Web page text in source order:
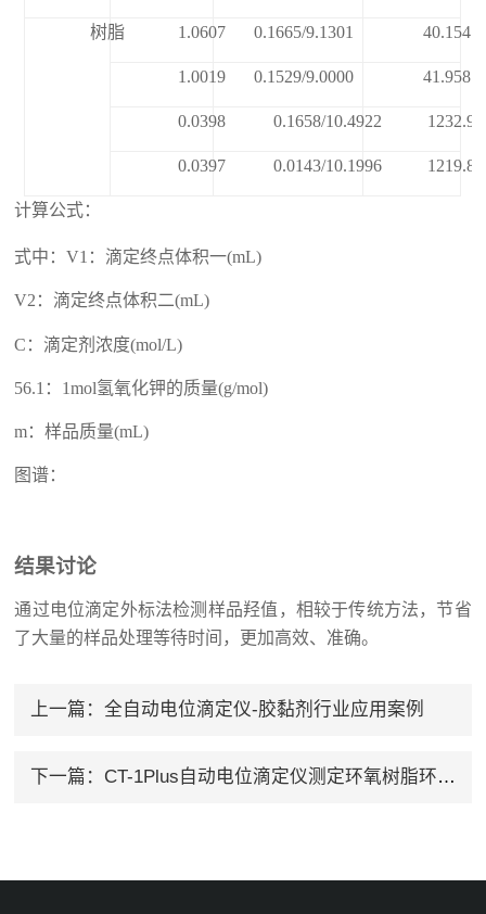
树脂 1.0607 0.1665/9.1301 40.1547
1.0019 0.1529/9.0000 41.9587
0.0398 0.1658/10.4922 1232.9
0.0397 0.0143/10.1996 1219.8
计算公式：
式中：V1：滴定终点体积一(mL)
V2：滴定终点体积二(mL)
C：滴定剂浓度(mol/L)
56.1：1mol氢氧化钾的质量(g/mol)
m：样品质量(mL)
图谱：
结果讨论
通过电位滴定外标法检测样品羟值，相较于传统方法，节省
了大量的样品处理等待时间，更加高效、准确。
上一篇： 全自动电位滴定仪-胶黏剂行业应用案例
下一篇： CT-1Plus自动电位滴定仪测定环氧树脂环氧含量